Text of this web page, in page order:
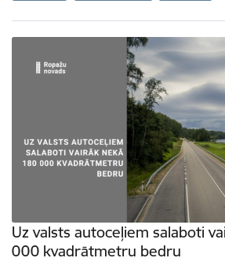
Uz valsts autoceļiem salaboti
000 kvadrātmetru bedru